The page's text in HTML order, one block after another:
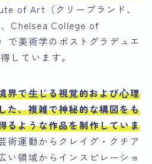
of Art（クリーブランド、
Chelsea College of
で美術学のポストグラデュエ
しています。
界で⽣じる視覚的および⼼理
た、複雑で神秘的な構図をも
るような作品を制作していま
術運動からクレイグ・クチア
い領域からインスピレーショ